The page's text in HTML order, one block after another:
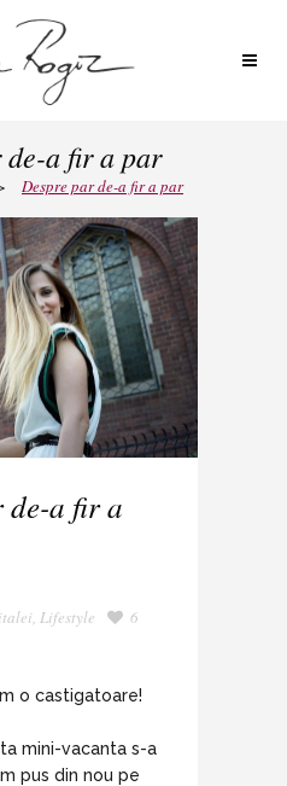
de-a fir a par
Despre par de-a fir a par
de-a fir a
, Lifestyle
6
o castigatoare!
mini-vacanta s-a
pus din nou pe